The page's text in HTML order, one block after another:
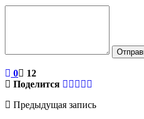
0
12
Поделится
Предыдущая запись